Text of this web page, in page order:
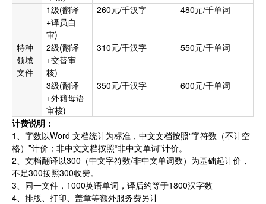
特种
领域
文件
1级(翻译
+译员自
审)
260元/千汉字 480元/千单词
2级(翻译
+交替审
核)
310元/千汉字 550元/千单词
3级(翻译
+外籍母语
审核)
350元/千汉字 600元/千单词
计费说明：
1、字数以Word 文档统计为标准，中文文档按照“字符数（不计空
格）”计价；非中文文档按照“非中文单词”计价。
2、文档翻译以300（中文字符数/非中文单词数）为基础起计价，
不足300按照300收费。
3、同一文件，1000英语单词，译后约等于1800汉字数
4、排版、打印、盖章等额外服务费另计